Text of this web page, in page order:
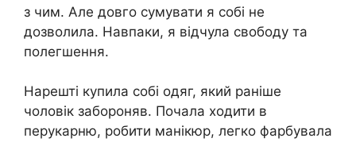
з чим. Але довго сумувати я собі не
дозволила. Навпаки, я відчула свободу та
полегшення.
Нарешті купила собі одяг, який раніше
чоловік забороняв. Почала ходити в
перукарню, робити манікюр, легко фарбувала